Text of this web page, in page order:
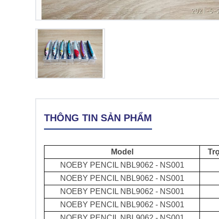
THÔNG TIN SẢN PHẨM
Model
NOEBY PENCIL NBL9062 - NS001
NOEBY PENCIL NBL9062 - NS001
NOEBY PENCIL NBL9062 - NS001
NOEBY PENCIL NBL9062 - NS001